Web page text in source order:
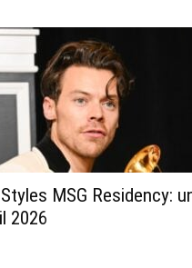
MSG Residency:
2026